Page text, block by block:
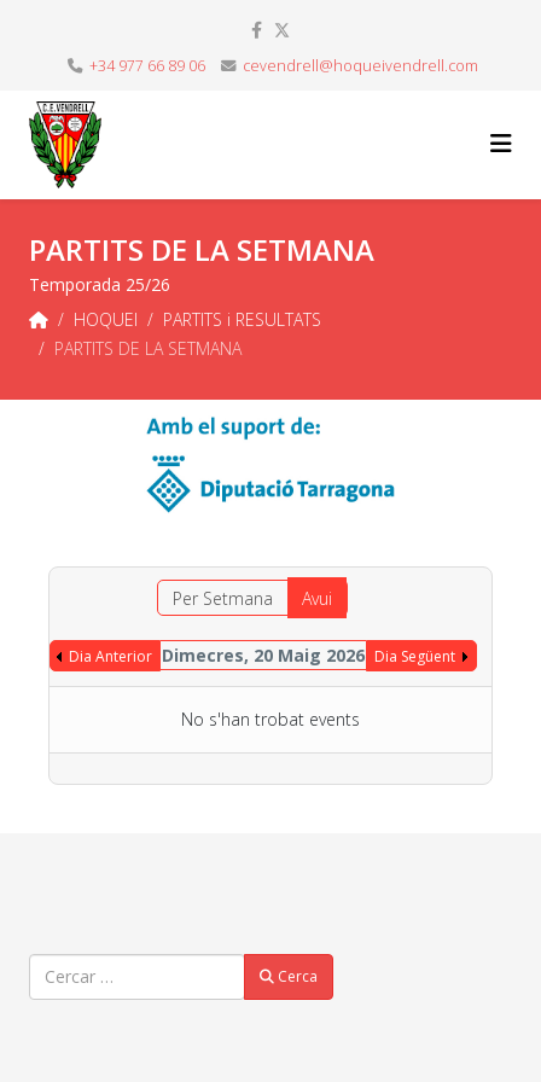
+34 977 66 89 06 cevendrell@hoqueivendrell.com
PARTITS DE LA SETMANA
Temporada 25/26
HOQUEI
PARTITS i RESULTATS
PARTITS DE LA SETMANA
Per Setmana Avui
Dia Anterior Dimecres, 20 Maig 2026 Dia Següent
No s'han trobat events
Cercar Cerca